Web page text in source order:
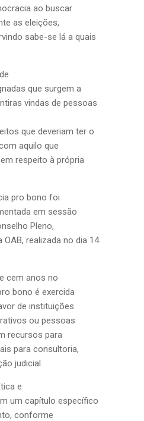
ao buscar
as eleições,
sabe-se lá a quais
que surgem a
vindas de pessoas
que deveriam ter o
aquilo que
respeito à própria
pro bono foi
em sessão
Pleno,
realizada no dia 14
cem anos no
bono é exercida
de instituições
ou pessoas
recursos para
para consultoria,
judicial.
e
um capítulo específico
conforme